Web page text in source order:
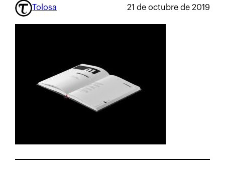
Tolosa 21 de octubre de 2019